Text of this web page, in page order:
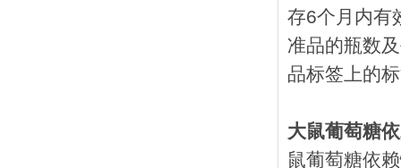
存6个月内有
准品的瓶数
品标签上的
大鼠葡萄糖
鼠葡萄糖依